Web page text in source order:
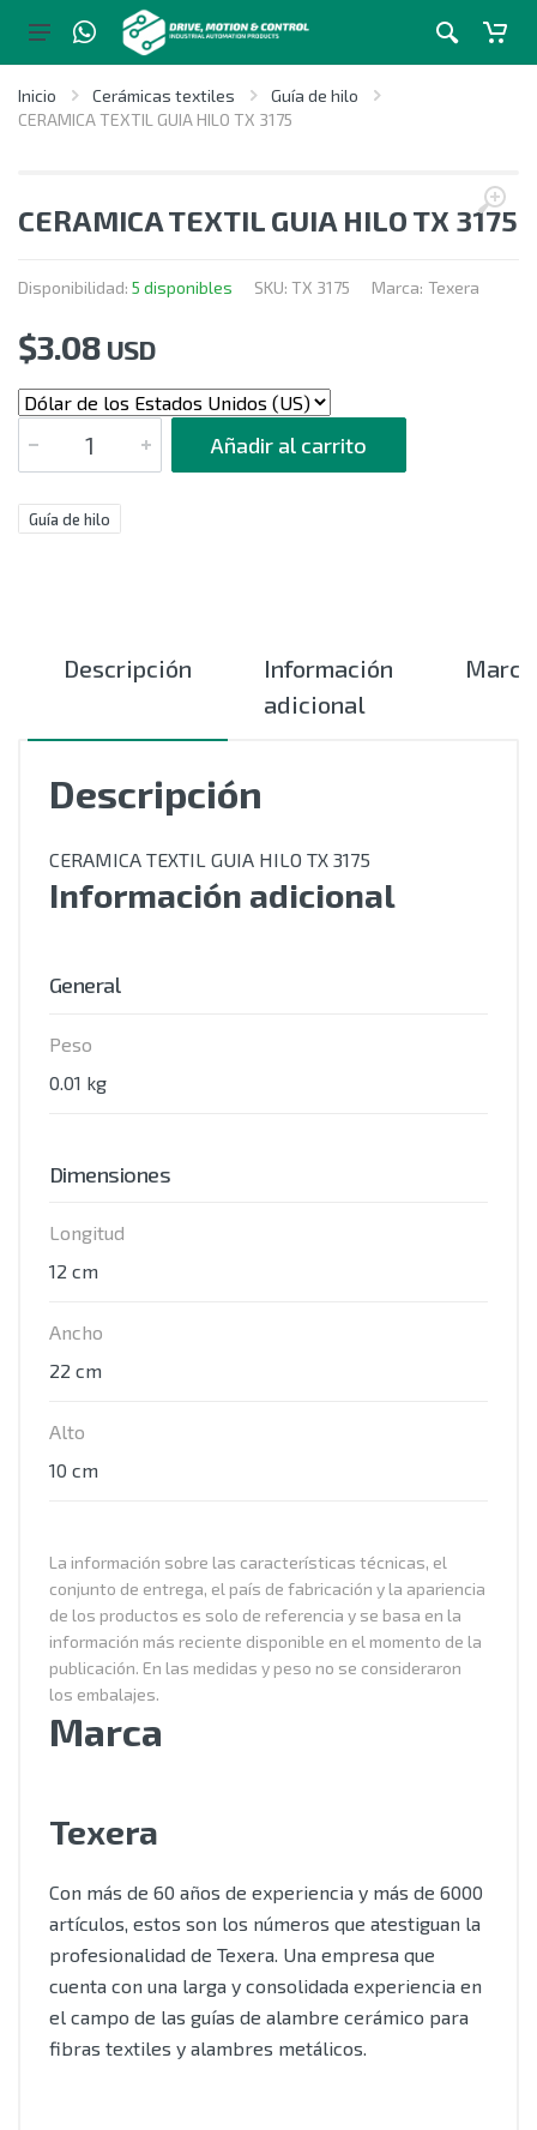
Inicio Cerámicas textiles
Guía de hilo
CERAMICA TEXTIL GUIA HILO TX 3175
CERAMICA TEXTIL GUIA HILO TX 3175
Disponibilidad: 5 disponibles SKU: TX 3175 Marca: Texera
$3.08 USD
CANTIDAD
Añadir al carrito
Guía de hilo
Descripción
Información
adicional
Marca
Descripción
CERAMICA TEXTIL GUIA HILO TX 3175
Información adicional
General
Peso
0.01 kg
Dimensiones
Longitud
12 cm
Ancho
22 cm
Alto
10 cm
La información sobre las características técnicas, el
conjunto de entrega, el país de fabricación y la apariencia
de los productos es solo de referencia y se basa en la
información más reciente disponible en el momento de la
publicación. En las medidas y peso no se consideraron
los embalajes.
Marca
Texera
Con más de 60 años de experiencia y más de 6000
artículos, estos son los números que atestiguan la
profesionalidad de Texera. Una empresa que
cuenta con una larga y consolidada experiencia en
el campo de las guías de alambre cerámico para
fibras textiles y alambres metálicos.